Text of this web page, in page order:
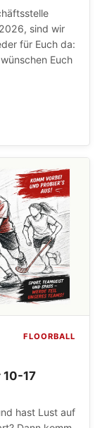
sind wir
für Euch da:
Euch
FLOORBALL
10-17
hast Lust auf